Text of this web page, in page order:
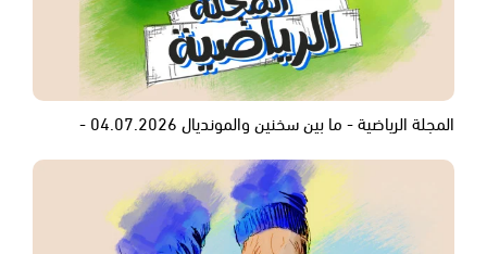
المجلة الرياضية - ما بين سخنين والمونديال 04.07.2026 -